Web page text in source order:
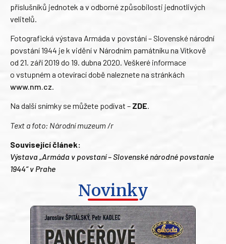
příslušníků jednotek a v odborné způsobilosti jednotlivých
velitelů.
Fotografická výstava Armáda v povstání – Slovenské národní
povstání 1944 je k vidění v Národním památníku na Vítkově
od 21. září 2019 do 19. dubna 2020. Veškeré informace
o vstupném a otevírací době naleznete na stránkách
www.nm.cz.
Na další snímky se můžete podívat – ZDE.
Text a foto: Národní muzeum /r
Související článek:
Výstava „Armáda v povstaní – Slovenské národné povstanie
1944“ v Prahe
Novinky